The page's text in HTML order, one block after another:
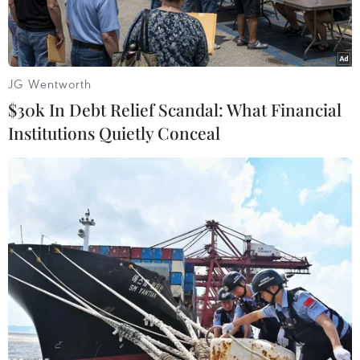
Thủ tướng Đức Angela Merkel. (Nguồn: AFP/TTXVN)
Tại Hội nghị thượng đỉnh NATO ngày 14/6, các
nước NATO đã thảo luận về nhiều vấn đề, trong
đó có mối quan hệ với Trung Quốc.
JG Wentworth
$30k In Debt Relief Scandal: What Financial
Institutions Quietly Conceal